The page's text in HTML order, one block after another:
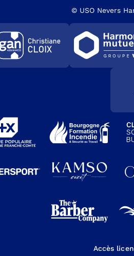
© USO Nevers
Accès